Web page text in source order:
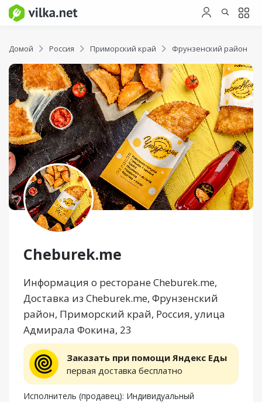
Домой Россия Приморский край Фрунзенский район
Cheburek.me
Информация о ресторане Cheburek.me,
Доставка из Cheburek.me, Фрунзенский
район, Приморский край, Россия, улица
Адмирала Фокина, 23
Заказать при помощи Яндекс Еды
первая доставка бесплатно
Исполнитель (продавец): Индивидуальный